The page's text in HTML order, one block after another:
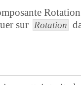
sur Rotation